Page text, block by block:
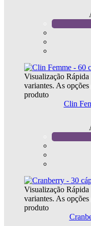
Visualização Rápida
variantes. As
produto
Clin
Visualização Rápida
variantes. As
produto